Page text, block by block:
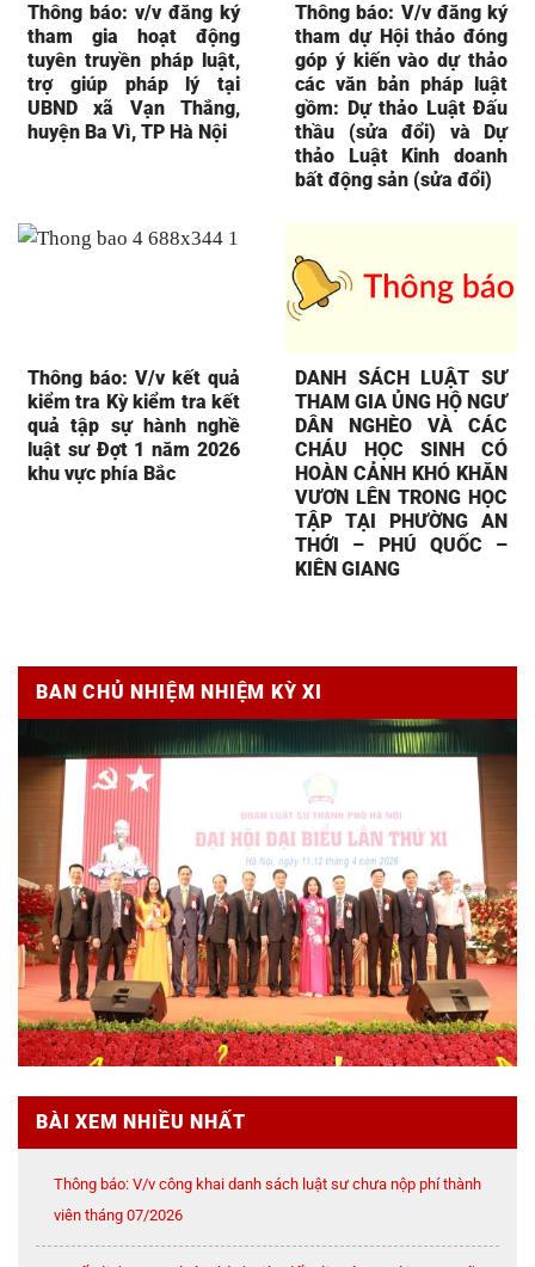
Thông báo: v/v đăng ký
tham gia hoạt động
tuyên truyền pháp luật,
trợ giúp pháp lý tại
UBND xã Vạn Thắng,
huyện Ba Vì, TP Hà Nội
Thông báo: V/v đăng ký
tham dự Hội thảo đóng
góp ý kiến vào dự thảo
các văn bản pháp luật
gồm: Dự thảo Luật Đấu
thầu (sửa đổi) và Dự
thảo Luật Kinh doanh
bất động sản (sửa đổi)
Thông báo: V/v kết quả
kiểm tra Kỳ kiểm tra kết
quả tập sự hành nghề
luật sư Đợt 1 năm 2026
khu vực phía Bắc
DANH SÁCH LUẬT SƯ
THAM GIA ỦNG HỘ NGƯ
DÂN NGHÈO VÀ CÁC
CHÁU HỌC SINH CÓ
HOÀN CẢNH KHÓ KHĂN
VƯƠN LÊN TRONG HỌC
TẬP TẠI PHƯỜNG AN
THỚI – PHÚ QUỐC –
KIÊN GIANG
BAN CHỦ NHIỆM NHIỆM KỲ XI
BÀI XEM NHIỀU NHẤT
Thông báo: V/v công khai danh sách luật sư chưa nộp phí thành
viên tháng 07/2026